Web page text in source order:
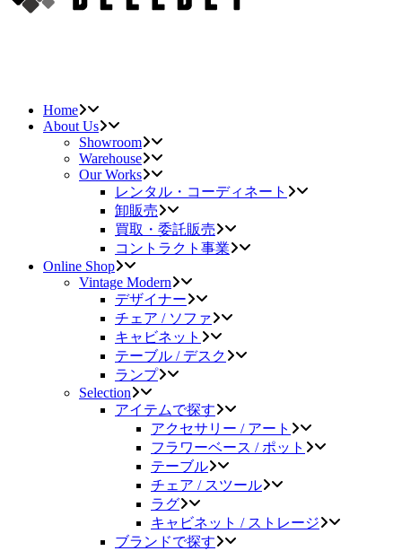
Home
About Us
Showroom
Warehouse
Our Works
レンタル・コーディネート
卸販売
買取・委託販売
コントラクト事業
Online Shop
Vintage Modern
デザイナー
チェア / ソファ
キャビネット
テーブル / デスク
ランプ
Selection
アイテムで探す
アクセサリー / アート
フラワーベース / ポット
テーブル
チェア / スツール
ラグ
キャビネット / ストレージ
ブランドで探す